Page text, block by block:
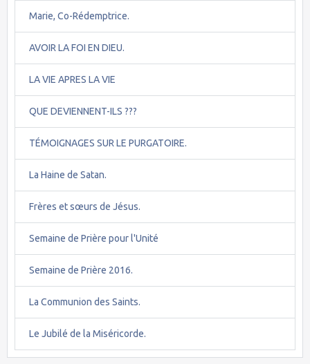
Marie, Co-Rédemptrice.
AVOIR LA FOI EN DIEU.
LA VIE APRES LA VIE
QUE DEVIENNENT-ILS ???
TÉMOIGNAGES SUR LE PURGATOIRE.
La Haine de Satan.
Frères et sœurs de Jésus.
Semaine de Prière pour l'Unité
Semaine de Prière 2016.
La Communion des Saints.
Le Jubilé de la Miséricorde.